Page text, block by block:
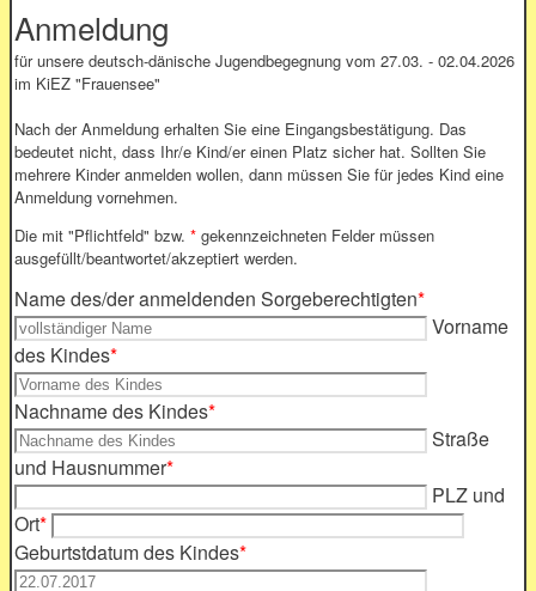
Anmeldung
für unsere deutsch-dänische Jugendbegegnung vom 27.03. - 02.04.2026
im KiEZ "Frauensee"
Nach der Anmeldung erhalten Sie eine Eingangsbestätigung. Das
bedeutet nicht, dass Ihr/e Kind/er einen Platz sicher hat. Sollten Sie
mehrere Kinder anmelden wollen, dann müssen Sie für jedes Kind eine
Anmeldung vornehmen.
Die mit "Pflichtfeld" bzw. * gekennzeichneten Felder müssen
ausgefüllt/beantwortet/akzeptiert werden.
Name des/der anmeldenden Sorgeberechtigten*
Vorname
des Kindes*
Nachname des Kindes*
Straße
und Hausnummer*
PLZ und
Ort*
Geburtstdatum des Kindes*